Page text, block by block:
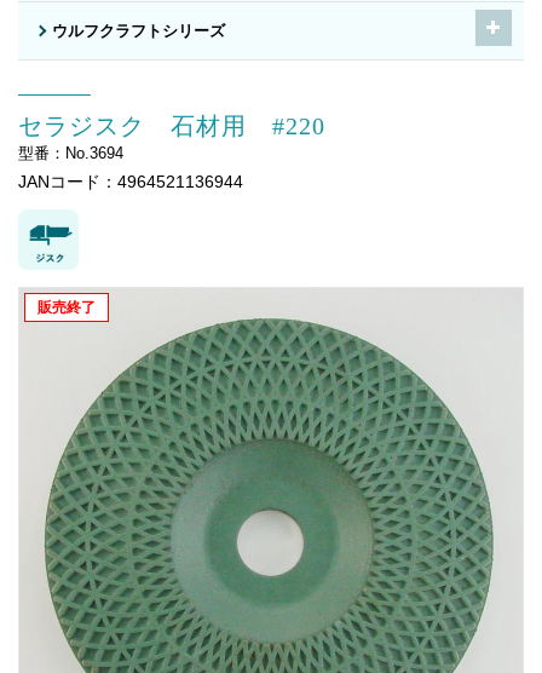
ウルフクラフトシリーズ
セラジスク 石材用 #220
型番：No.3694
JANコード：4964521136944
販売終了